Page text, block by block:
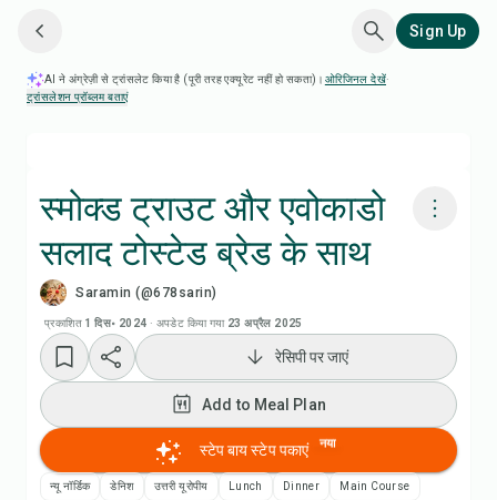
Sign Up
AI ने अंग्रेज़ी से ट्रांसलेट किया है (पूरी तरह एक्यूरेट नहीं हो सकता)। ओरिजिनल देखें·
ट्रांसलेशन प्रॉब्लम बताएं
स्मोक्ड ट्राउट और एवोकाडो
सलाद टोस्टेड ब्रेड के साथ
Saramin (@678sarin)
प्रकाशित 1 दिस॰ 2024 · अपडेट किया गया 23 अप्रैल 2025
Chefadora AI से पकाएं
Add to Meal Plan
Add to Shopping List
रेसिपी नोट्स
रेसिपी पर जाएं
Add to Meal Plan
स्टेप बाय स्टेप पकाएं नया
न्यू नॉर्डिक डेनिश उत्तरी यूरोपीय Lunch Dinner Main Course